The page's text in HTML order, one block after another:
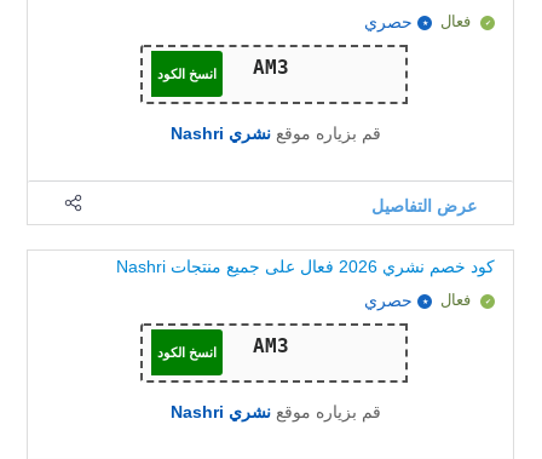
فعال حصري
انسخ الكود
قم بزياره موقع نشري Nashri
عرض التفاصيل
كود خصم نشري 2026 فعال على جميع منتجات Nashri
فعال حصري
انسخ الكود
قم بزياره موقع نشري Nashri